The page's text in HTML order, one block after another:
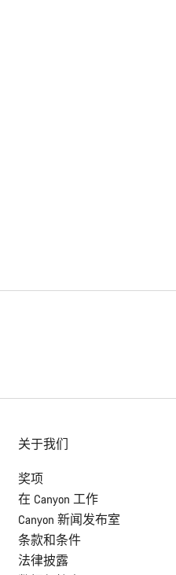
关于我们
奖项
在 Canyon 工作
Canyon 新闻发布室
条款和条件
法律披露